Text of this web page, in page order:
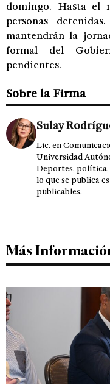
domingo. Hasta el
personas
mantendrán la
formal del
pendientes.
Sobre la Firma
Sulay
Lic. en
Universidad
Deportes,
lo que se publica
publicables.
Más